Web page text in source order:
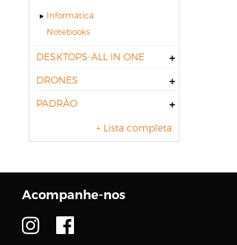
Informática
notebooks
DESKTOPS-ALL IN ONE
DRONES
PADRÃO
+ Lista completa
Acompanhe-nos